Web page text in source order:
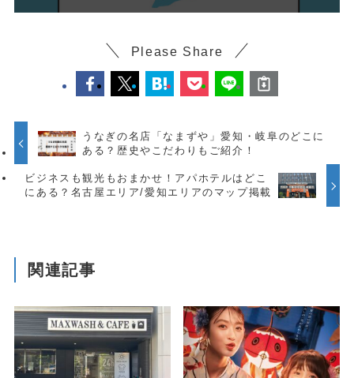
Please Share
うなぎの名店「なまずや」愛知・岐阜のどこに
ある？歴史やこだわりもご紹介！
ビジネスも観光もおまかせ！アパホテルはどこ
にある？名古屋エリア/愛知エリアのマップ掲載
関連記事